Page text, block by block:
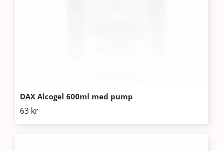
DAX Alcogel 600ml med pump
63 kr